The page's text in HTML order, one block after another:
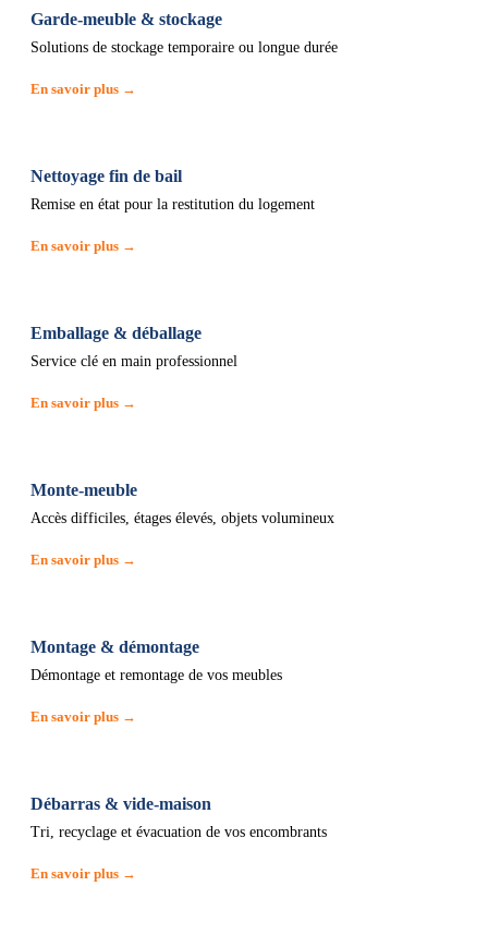
Garde-meuble & stockage
Solutions de stockage temporaire ou longue durée
En savoir plus →
Nettoyage fin de bail
Remise en état pour la restitution du logement
En savoir plus →
Emballage & déballage
Service clé en main professionnel
En savoir plus →
Monte-meuble
Accès difficiles, étages élevés, objets volumineux
En savoir plus →
Montage & démontage
Démontage et remontage de vos meubles
En savoir plus →
Débarras & vide-maison
Tri, recyclage et évacuation de vos encombrants
En savoir plus →